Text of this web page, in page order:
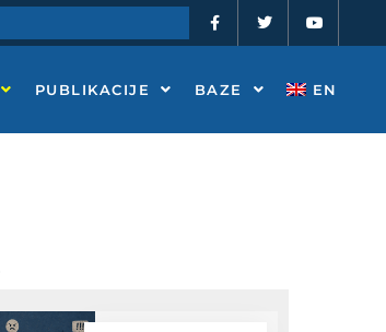
a
c
e
o
o
-
w
t
e
o
t
b
e
PUBLIKACIJE BAZE EN